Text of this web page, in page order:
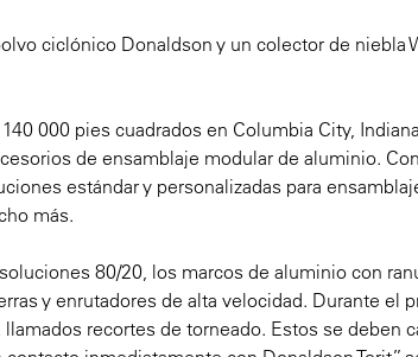
ciclónico Donaldson y un colector de niebla
000 pies cuadrados en Columbia City,
de ensamblaje modular de aluminio.
estándar y personalizadas para
más.
80/20, los marcos de aluminio con
y enrutadores de alta velocidad. Durante el
recortes de torneado. Estos se deben